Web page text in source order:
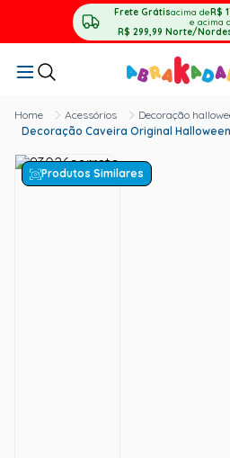
Frete Grátisacima deR$
e acima
R$ 299,99 Norte/
Acessórios
Decoração
Decoração Caveira Original
Produtos Similares